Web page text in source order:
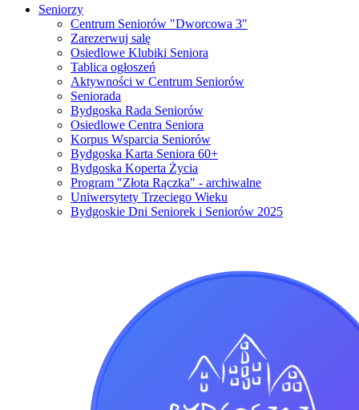
Seniorzy
Centrum Seniorów "Dworcowa 3"
Zarezerwuj salę
Osiedlowe Klubiki Seniora
Tablica ogłoszeń
Aktywności w Centrum Seniorów
Seniorada
Bydgoska Rada Seniorów
Osiedlowe Centra Seniora
Korpus Wsparcia Seniorów
Bydgoska Karta Seniora 60+
Bydgoska Koperta Życia
Program "Złota Rączka" - archiwalne
Uniwersytety Trzeciego Wieku
Bydgoskie Dni Seniorek i Seniorów 2025